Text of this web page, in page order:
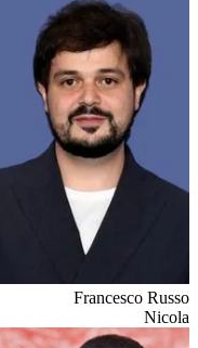
Francesco Russo
Nicola